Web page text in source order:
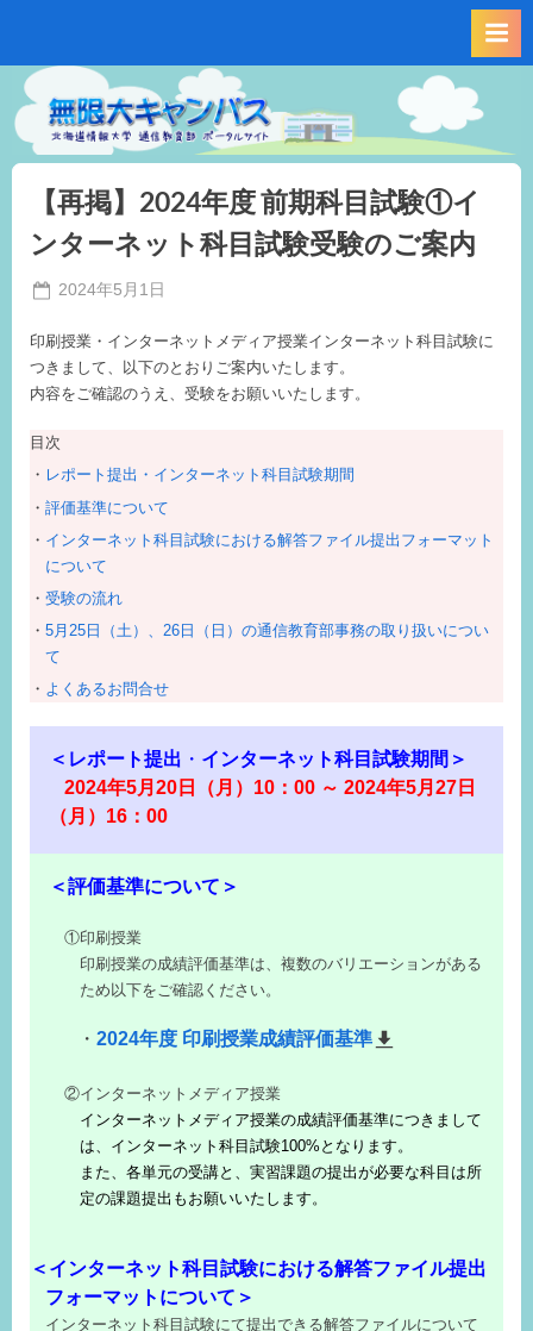
content
【再掲】2024年度 前期科目試験①イ
ンターネット科目試験受験のご案内
Posted
2024年5月1日
務
局
M.I
印刷授業・インターネットメディア授業インターネット科目試験に
つきまして、以下のとおりご案内いたします。
内容をご確認のうえ、受験をお願いいたします。
目次
レポート提出・インターネット科目試験期間
評価基準について
インターネット科目試験における解答ファイル提出フォーマット
について
受験の流れ
5月25日（土）、26日（日）の通信教育部事務の取り扱いについ
て
よくあるお問合せ
＜レポート提出 ・ インターネット科目試験期間＞
2024年5月20日（月）10：00 ～ 2024年5月27日
（月）16：00
＜評価基準について＞
①印刷授業
印刷授業の成績評価基準は、複数のバリエーションがある
ため以下をご確認ください。
2024年度 印刷授業成績評価基準
②インターネットメディア授業
インターネットメディア授業の成績評価基準につきまして
は、インターネット科目試験100%となります。
また、各単元の受講と、実習課題の提出が必要な科目は所
定の課題提出もお願いいたします。
＜インターネット科目試験における解答ファイル提出
フォーマットについて＞
インターネット科目試験にて提出できる解答ファイルについて